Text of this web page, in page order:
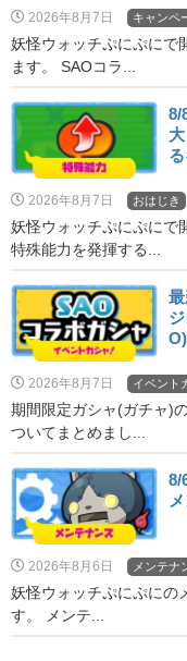
2026年8月7日 キャンペ
妖怪ウォッチぷにぷにで
ます。 SAOコラ...
8/
2026年8月7日 おはじき
妖怪ウォッチぷにぷにで
特殊能力を発揮する...
2026年8月7日 イベント
期間限定ガシャ(ガチャ)
ついてまとめまし...
8/
2026年8月6日 メンテナ
妖怪ウォッチぷにぷにの
す。 メンテ...